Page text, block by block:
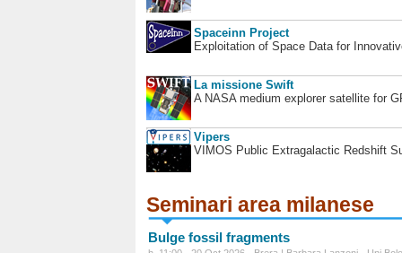
Spaceinn Project
Exploitation of Space Data for
La missione Swift
A NASA medium explorer satellite for
Vipers
VIMOS Public Extragalactic Redshift
Seminari area milanese
Bulge fossil fragments